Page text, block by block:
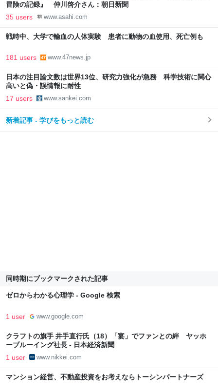
冒険の記録』 仲川啓介さん：朝日新聞
35 users www.asahi.com
戦時中、大学で輸血の人体実験 患者に動物の血使用、死亡例も
181 users www.47news.jp
日本の注目論文数は世界13位、研究力強化が急務 科学技術に関心
高いと偽・誤情報に耐性
17 users www.sankei.com
新着記事 - 学びをもっと読む
同時期にブックマークされた記事
ゼロからわかる心理学 - Google 検索
1 user www.google.com
クラフトの旗手 井手直行氏（18）「宴」でファンとの絆 ヤッホ
ーブルーイング社長 - 日本経済新聞
1 user www.nikkei.com
マンション経営、不動産投資をお考えならトーシンパートナーズ